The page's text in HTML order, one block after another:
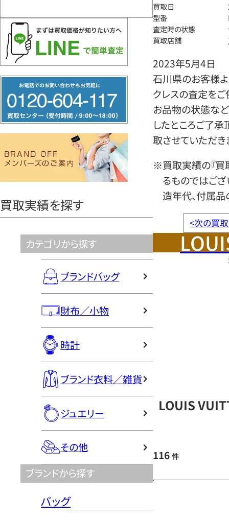
リ
ー
ヤ
買取実績を探す
カテゴリから探す
ブランドバッグ
財布／小物
時計
ブランド衣料／雑貨
ジュエリー
その他
ブランドから探す
バッグ
買取日
型番
査定時の状態
買取店舗
2023年5月4日
石川県のお客様よ
クレスの査定をご
お品物の状態など
したところご了
取させていただき
※買取実績の『買
るものではござ
造年代、付属品
<次の買
LOUIS
116 件